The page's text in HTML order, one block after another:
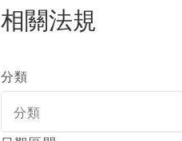
相關法規
分類
分類